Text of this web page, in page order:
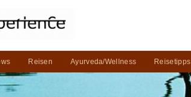
Reisen Ayurveda/Wellness Reisetipps